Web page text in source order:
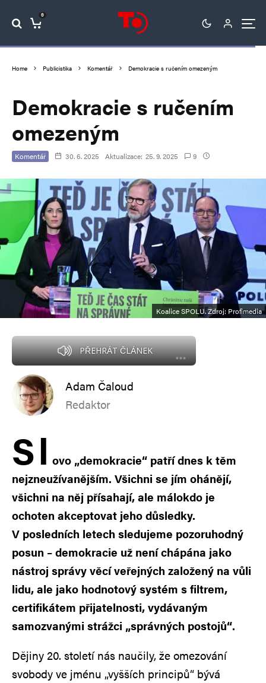
0
Home Publicistika Komentář Demokracie s ručením omezeným
Demokracie s ručením
omezeným
Komentář 30. 6. 2025 Aktualizace: 25. 9. 2025 9
Koalice SPOLU. Zdroj: Profimedia
PŘEHRÁT ČLÁNEK
Adam Čaloud
Redaktor
Sl ovo „demokracie“ patří dnes k těm
nejzneužívanějším. Všichni se jím ohánějí,
všichni na něj přísahají, ale málokdo je
ochoten akceptovat jeho důsledky.
V posledních letech sledujeme pozoruhodný
posun – demokracie už není chápána jako
nástroj správy věcí veřejných založený na vůli
lidu, ale jako hodnotový systém s filtrem,
certifikátem přijatelnosti, vydávaným
samozvanými strážci „správných postojů“.
Dějiny 20. století nás naučily, že omezování
svobody ve jménu „vyšších principů“ bývá